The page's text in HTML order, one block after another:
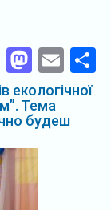
Facebook
екологічної
Тема
будеш